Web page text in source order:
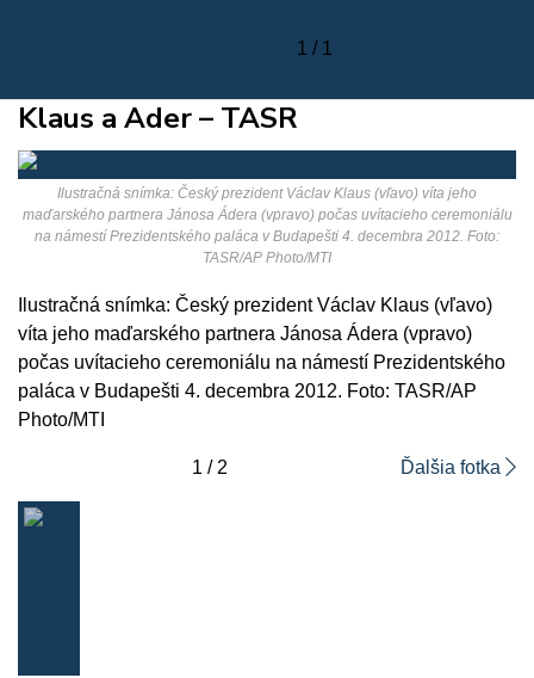
1 / 1
Klaus a Ader – TASR
Ilustračná snímka: Český prezident Václav Klaus (vľavo) víta jeho
maďarského partnera Jánosa Ádera (vpravo) počas uvítacieho ceremoniálu
na námestí Prezidentského paláca v Budapešti 4. decembra 2012. Foto:
TASR/AP Photo/MTI
Ilustračná snímka: Český prezident Václav Klaus (vľavo)
víta jeho maďarského partnera Jánosa Ádera (vpravo)
počas uvítacieho ceremoniálu na námestí Prezidentského
paláca v Budapešti 4. decembra 2012. Foto: TASR/AP
Photo/MTI
1 / 2 Ďalšia fotka